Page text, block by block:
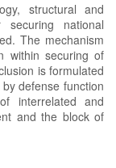
structural and
national
The mechanism
within securing of
is formulated
defense function
interrelated and
and the block of